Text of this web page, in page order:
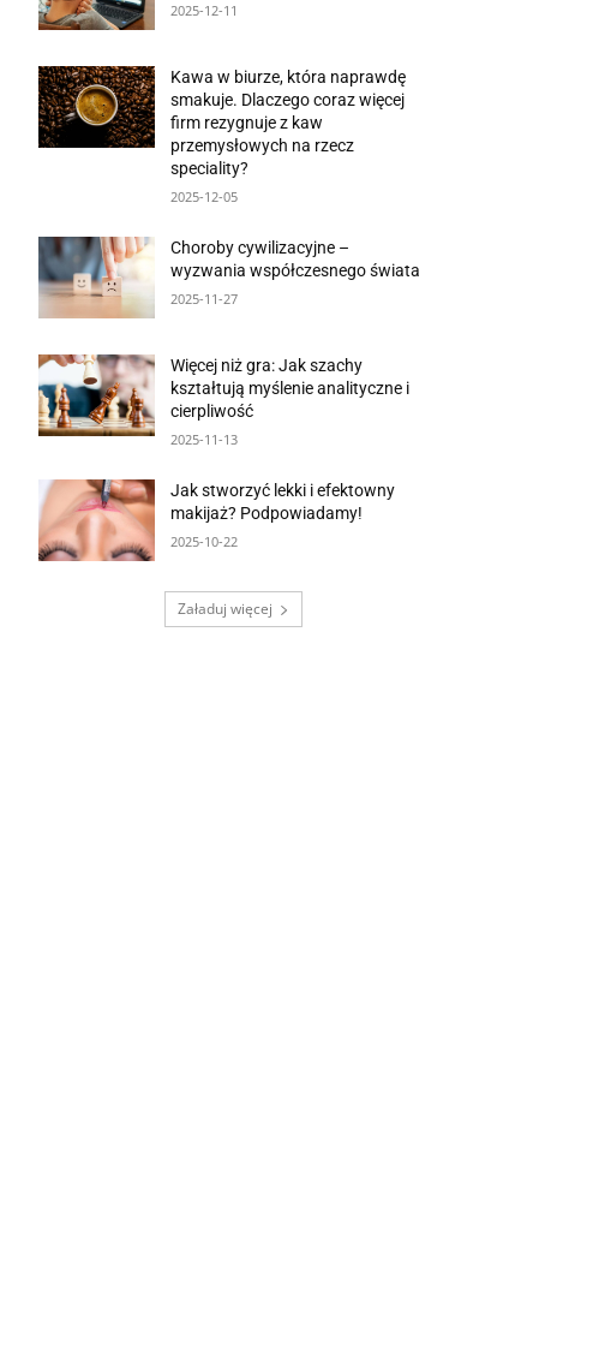
2025-12-11
Kawa w biurze, która naprawdę
smakuje. Dlaczego coraz więcej
firm rezygnuje z kaw
przemysłowych na rzecz
speciality?
2025-12-05
Choroby cywilizacyjne –
wyzwania współczesnego świata
2025-11-27
Więcej niż gra: Jak szachy
kształtują myślenie analityczne i
cierpliwość
2025-11-13
Jak stworzyć lekki i efektowny
makijaż? Podpowiadamy!
2025-10-22
Załaduj więcej